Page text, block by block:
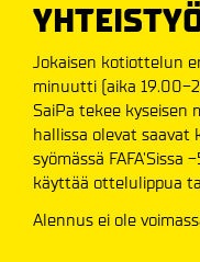
Jokaisen kotiottelun
minuutti (aika 19.00-
SaiPa tekee kyseisen
hallissa olevat saavat
syömässä FAFA'Sissa
käyttää ottelulippua
Alennus ei ole